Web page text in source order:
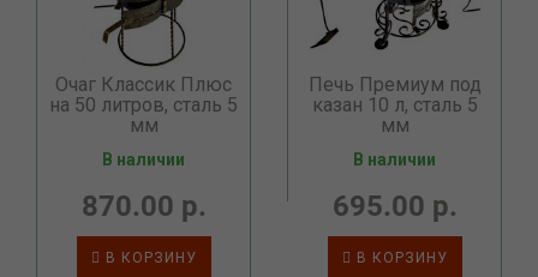
Очаг Классик Плюс
на 50 литров, сталь 5
мм
В наличии
870.00 р.
В КОРЗИНУ
Печь Премиум под
казан 10 л, сталь 5
мм
В наличии
695.00 р.
В КОРЗИНУ